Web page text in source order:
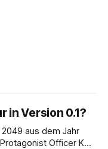
in Version 0.1?
aus dem Jahr
Officer K